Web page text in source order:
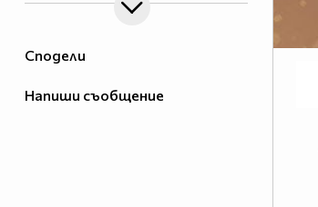
Сподели
Напиши съобщение